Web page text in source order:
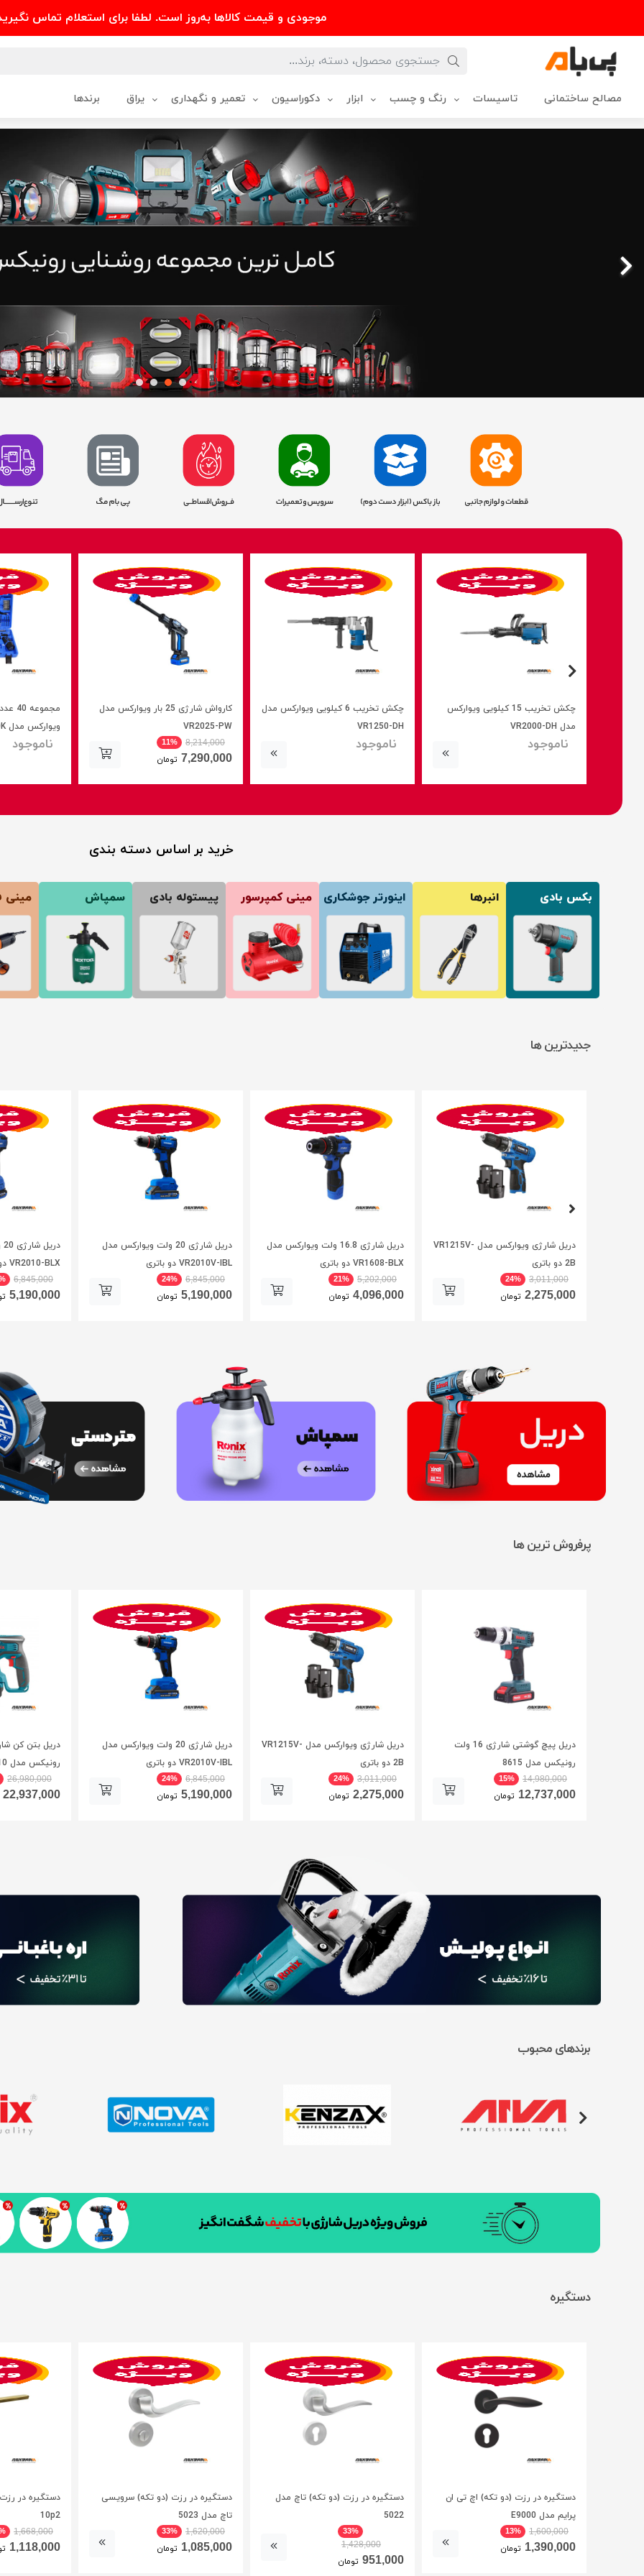
موجودی و قیمت کالاها به‌روز است. لطفا برای استعلام تماس
مصالح ساختمانی تاسیسات رنگ و چسب ابزار دکوراسیون تعمیر و نگهداری یراق برندها
چکش تخریب 15 کیلویی ویوارکس
مدل VR2000-DH
ناموجود
چکش تخریب 6 کیلویی ویوارکس مدل
VR1250-DH
ناموجود
کارواش شارژی 25 بار ویوارکس مدل
VR2025-PW
11%
8,214,000
7,290,000 تومان
ویوارکس مدل VR1240-CDK
ناموجود
خرید بر اساس دسته بندی
بکس بادی انبرها اینورتر جوشکاری مینی کمپرسور پیستوله بادی سمپاش مینی
جدیدترین ها
دریل شارژی ویوارکس مدل VR1215V-
2B دو باتری
24%
3,011,000
2,275,000 تومان
دریل شارژی 16.8 ولت ویوارکس مدل
VR1608-BLX دو باتری
21%
5,202,000
4,096,000 تومان
دریل شارژی 20 ولت ویوارکس مدل
VR2010V-IBL دو باتری
24%
6,845,000
5,190,000 تومان
VR2010-BLX دو باتری
6,845,000
5,190,000
پرفروش ترین ها
دریل پیچ گوشتی شارژی 16 ولت
رونیکس مدل 8615
15%
14,980,000
12,737,000 تومان
دریل شارژی ویوارکس مدل VR1215V-
2B دو باتری
24%
3,011,000
2,275,000 تومان
دریل شارژی 20 ولت ویوارکس مدل
VR2010V-IBL دو باتری
24%
6,845,000
5,190,000 تومان
دریل بتن کن
رونیکس مدل 8910
26,980,000
22,937,000
برندهای محبوب
دستگیره
دستگیره در رزت (دو تکه) اچ تی ان
پرایم مدل E9000
13%
1,600,000
1,390,000 تومان
دستگیره در رزت (دو تکه) تاچ مدل
5022
33%
1,428,000
951,000 تومان
دستگیره در رزت (دو تکه) سرویسی
تاچ مدل 5023
33%
1,620,000
1,085,000 تومان
دستگیره در
10p2
1,668,000
1,118,000